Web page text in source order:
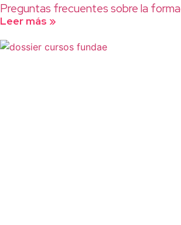
Preguntas frecuentes sobre la
Leer más »